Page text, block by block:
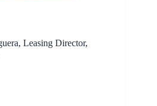
Leasing Director,